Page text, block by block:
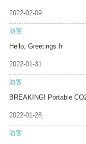
2022-02-09
游客
Hello, Greetings fr
2022-01-31
游客
BREAKING! Portable
2022-01-28
游客